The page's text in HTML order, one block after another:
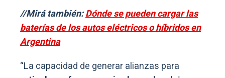
//Mirá también:Dónde se pueden cargar las
baterías de los autos eléctricos o híbridos en
Argentina
“La capacidad de generar alianzas para